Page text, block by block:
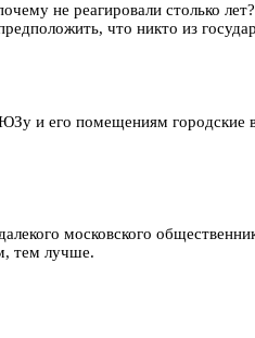
не реагировали столько
что никто из
и его помещениям
московского
тем лучше.